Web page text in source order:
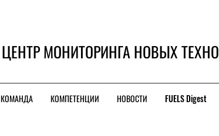
ЦЕНТР МОНИТОРИНГА НОВЫХ
КОМАНДА КОМПЕТЕНЦИИ НОВОСТИ FUELS Digest